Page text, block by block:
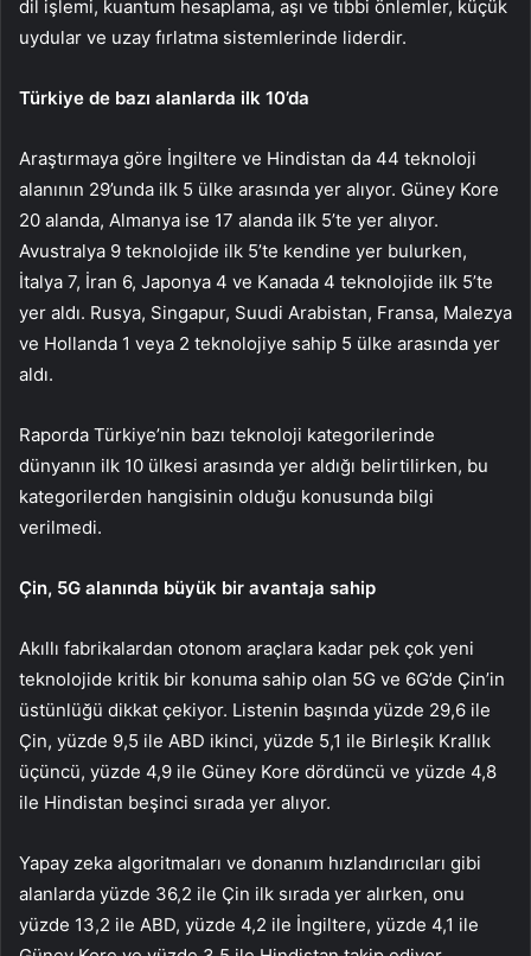
dil işlemi, kuantum hesaplama, aşı ve tıbbi önlemler, küçük
uydular ve uzay fırlatma sistemlerinde liderdir.
Türkiye de bazı alanlarda ilk 10’da
Araştırmaya göre İngiltere ve Hindistan da 44 teknoloji
alanının 29’unda ilk 5 ülke arasında yer alıyor. Güney Kore
20 alanda, Almanya ise 17 alanda ilk 5’te yer alıyor.
Avustralya 9 teknolojide ilk 5’te kendine yer bulurken,
İtalya 7, İran 6, Japonya 4 ve Kanada 4 teknolojide ilk 5’te
yer aldı. Rusya, Singapur, Suudi Arabistan, Fransa, Malezya
ve Hollanda 1 veya 2 teknolojiye sahip 5 ülke arasında yer
aldı.
Raporda Türkiye’nin bazı teknoloji kategorilerinde
dünyanın ilk 10 ülkesi arasında yer aldığı belirtilirken, bu
kategorilerden hangisinin olduğu konusunda bilgi
verilmedi.
Çin, 5G alanında büyük bir avantaja sahip
Akıllı fabrikalardan otonom araçlara kadar pek çok yeni
teknolojide kritik bir konuma sahip olan 5G ve 6G’de Çin’in
üstünlüğü dikkat çekiyor. Listenin başında yüzde 29,6 ile
Çin, yüzde 9,5 ile ABD ikinci, yüzde 5,1 ile Birleşik Krallık
üçüncü, yüzde 4,9 ile Güney Kore dördüncü ve yüzde 4,8
ile Hindistan beşinci sırada yer alıyor.
Yapay zeka algoritmaları ve donanım hızlandırıcıları gibi
alanlarda yüzde 36,2 ile Çin ilk sırada yer alırken, onu
yüzde 13,2 ile ABD, yüzde 4,2 ile İngiltere, yüzde 4,1 ile